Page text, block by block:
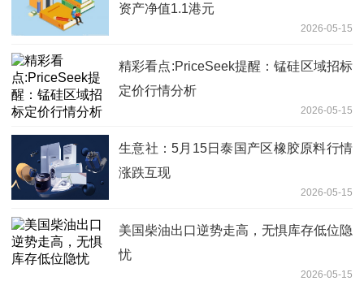
资产净值1.1港元
2026-05-15
精彩看点:PriceSeek提醒：锰硅区域招标
定价行情分析
2026-05-15
生意社：5月15日泰国产区橡胶原料行情
涨跌互现
2026-05-15
美国柴油出口逆势走高，无惧库存低位隐
忧
2026-05-15